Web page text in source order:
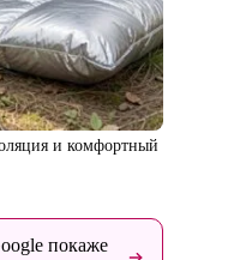
и комфортный
покаже